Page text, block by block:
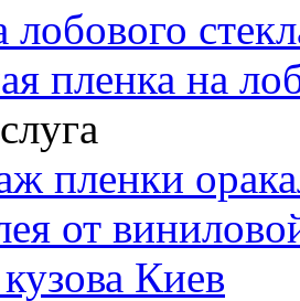
лобового
пленка на